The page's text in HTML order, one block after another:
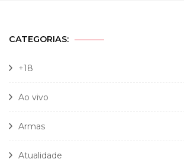
CATEGORIAS:
+18
Ao vivo
Armas
Atualidade